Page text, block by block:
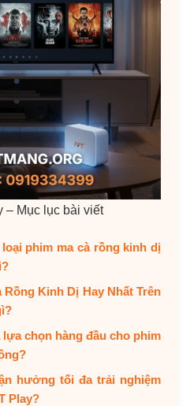
– Mục lục bài viết
phim ma cà rồng kinh dị
Rồng Kinh Dị Hay Nhất Trên
lựa chọn hàng đầu cho phim
hưởng tối đa trải nghiệm
Play?